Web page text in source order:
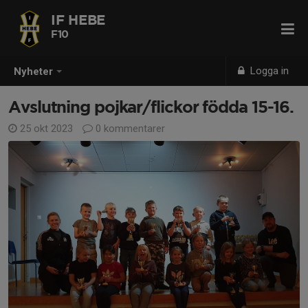
Nyheter Logga in
IF HEBE
F10
Avslutning pojkar/flickor födda 15-16.
25 okt 2023 0 kommentarer